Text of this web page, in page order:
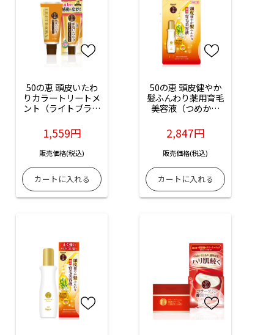
50の恵 頭皮いたわ
りカラートリートメ
ント（ライトブラウ
1,559円
販売価格(税込)
50の恵 頭皮健やか
髪ふんわり薬用育毛
美容液（つめかえ
2,847円
販売価格(税込)